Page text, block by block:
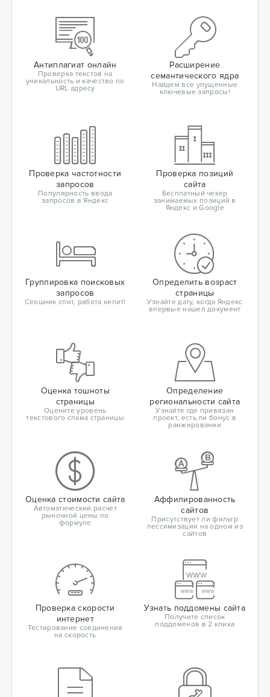
Антиплагиат онлайн
Проверка текстов на
уникальность и качество по
URL адресу
Расширение
семантического ядра
Найдем все упущенные
ключевые запросы!
Проверка частотности
запросов
Популярность ввода
запросов в Яндекс
Проверка позиций
сайта
Бесплатный чекер
занимаемых позиций в
Яндекс и Google
Группировка поисковых
запросов
Сеошник спит, работа кипит!
Определить возраст
страницы
Узнайте дату, когда Яндекс
впервые нашел документ
Оценка тошноты
страницы
Оцените уровень
текстового спама страницы
Определение
региональности сайта
Узнайте где привязан
проект, есть ли бонус в
ранжировании
Оценка стоимости сайта
Автоматический расчет
рыночной цены по
формуле
Аффилированность
сайтов
Присутствует ли фильтр
пессимизации на одном из
сайтов
Проверка скорости
интернет
Тестирование соединения
на скорость
Узнать поддомены сайта
Получите список
поддоменов в 2 клика